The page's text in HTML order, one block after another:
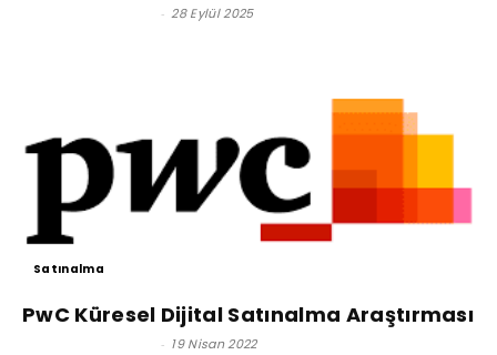
- 28 Eylül 2025
Satınalma
PwC Küresel Dijital Satınalma Araştırması
- 19 Nisan 2022